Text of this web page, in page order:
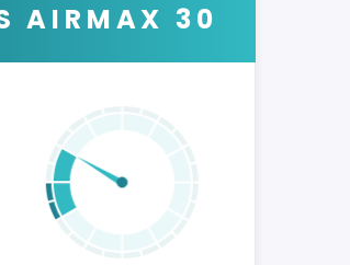
AIRMAX 30